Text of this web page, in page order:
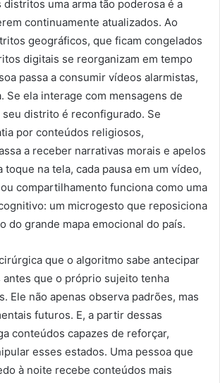
distritos uma arma tão poderosa é a
continuamente atualizados. Ao
geográficos, que ficam congelados
digitais se reorganizam em tempo
passa a consumir vídeos alarmistas,
Se ela interage com mensagens de
distrito é reconfigurado. Se
por conteúdos religiosos,
a receber narrativas morais e apelos
toque na tela, cada pausa em um vídeo,
compartilhamento funciona como uma
um microgesto que reposiciona
do grande mapa emocional do país.
que o algoritmo sabe antecipar
que o próprio sujeito tenha
Ele não apenas observa padrões, mas
futuros. E, a partir dessas
conteúdos capazes de reforçar,
esses estados. Uma pessoa que
à noite recebe conteúdos mais